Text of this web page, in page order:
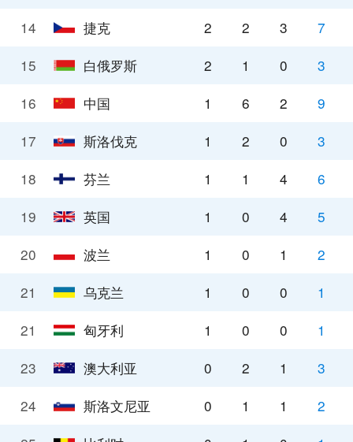
14
捷克 2 2 3
7
15
白俄罗斯 2 1 0
3
16
中国 1 6 2
9
17
斯洛伐克 1 2 0
3
18
芬兰 1 1 4
6
19
英国 1 0 4
5
20
波兰 1 0 1
2
21
乌克兰 1 0 0
1
21
匈牙利 1 0 0
1
23
澳大利亚 0 2 1
3
24
斯洛文尼亚 0 1 1
2